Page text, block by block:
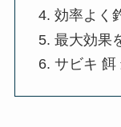
効率よく
最大効果
サビキ 餌